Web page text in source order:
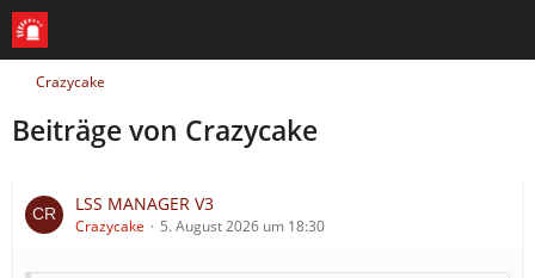
Crazycake
Beiträge von Crazycake
LSS MANAGER V3
Crazycake 5. August 2026 um 18:30